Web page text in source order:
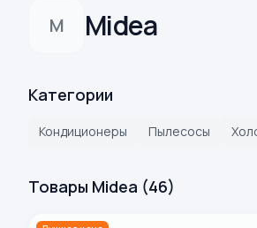
M Midea
Категории
Кондиционеры Пылесосы
Товары Midea (46)
Пылесос Midea MC14KYBG,